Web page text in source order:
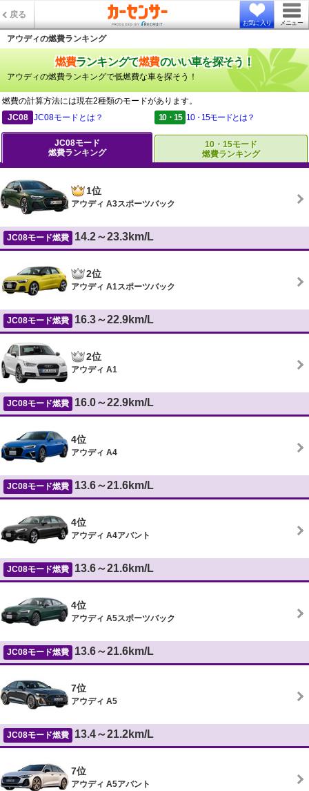
戻る
お気に入り メニュー
アウディの燃費ランキング
燃費ランキングで燃費のいい車を探そう！
アウディの燃費ランキングで低燃費な車を探そう！
燃費の計算方法には現在2種類のモードがあります。
JC08
JC08モードとは？ 10・15 10・15モードとは？
JC08モード
燃費ランキング
10・15モード
燃費ランキング
1位
アウディ A3スポーツバック
JC08モード燃費 14.2～23.3km/L
2位
アウディ A1スポーツバック
JC08モード燃費 16.3～22.9km/L
2位
アウディ A1
JC08モード燃費 16.0～22.9km/L
4位
アウディ A4
JC08モード燃費 13.6～21.6km/L
4位
アウディ A4アバント
JC08モード燃費 13.6～21.6km/L
4位
アウディ A5スポーツバック
JC08モード燃費 13.6～21.6km/L
7位
アウディ A5
JC08モード燃費 13.4～21.2km/L
7位
アウディ A5アバント